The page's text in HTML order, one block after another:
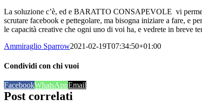
La soluzione c’è, ed e BARATTO CONSAPEVOLE vi
scrutare facebook e pettegolare, ma bisogna iniziare a fare, e
le capacità creative che ogni uno di voi ha, e vedrete in breve
Ammiraglio Sparrow2021-02-19T07:34:50+01:00
Condividi con chi vuoi
FacebookWhatsAppEmail
Post correlati